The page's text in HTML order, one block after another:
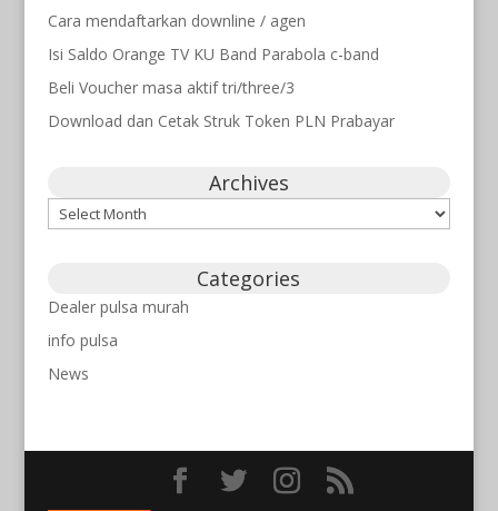
Cara mendaftarkan downline / agen
Isi Saldo Orange TV KU Band Parabola c-band
Beli Voucher masa aktif tri/three/3
Download dan Cetak Struk Token PLN Prabayar
Archives
Archives
Categories
Dealer pulsa murah
info pulsa
News